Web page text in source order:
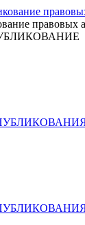
правовых